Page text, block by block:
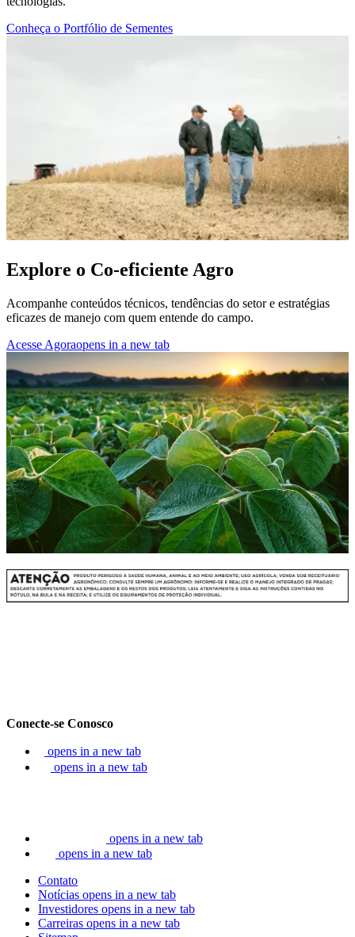
Conheça o Portfólio de Sementes
Explore o Co-eficiente Agro
Acompanhe conteúdos técnicos, tendências do setor e estratégias
eficazes de manejo com quem entende do campo.
Acesse Agoraopens in a new tab
Conecte-se Conosco
opens in a new tab
opens in a new tab
opens in a new tab
opens in a new tab
Contato
Notícias opens in a new tab
Investidores opens in a new tab
Carreiras opens in a new tab